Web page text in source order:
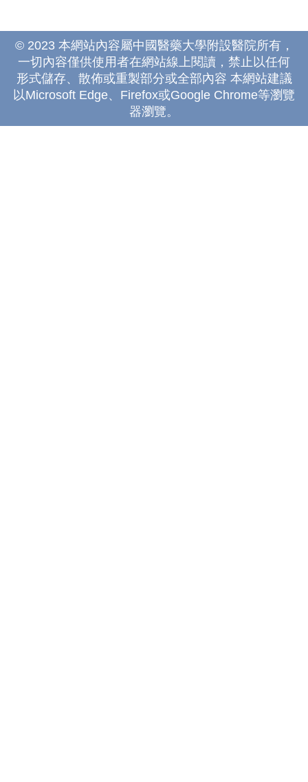
© 2023 本網站內容屬中國醫藥大學附設醫院所有，
一切內容僅供使用者在網站線上閱讀，禁止以任何
形式儲存、散佈或重製部分或全部內容 本網站建議
以Microsoft Edge、Firefox或Google Chrome等瀏覽
器瀏覽。